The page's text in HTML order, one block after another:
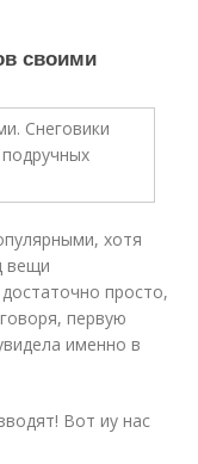
своими
хотя
вещи
просто,
первую
именно в
Вот иу нас